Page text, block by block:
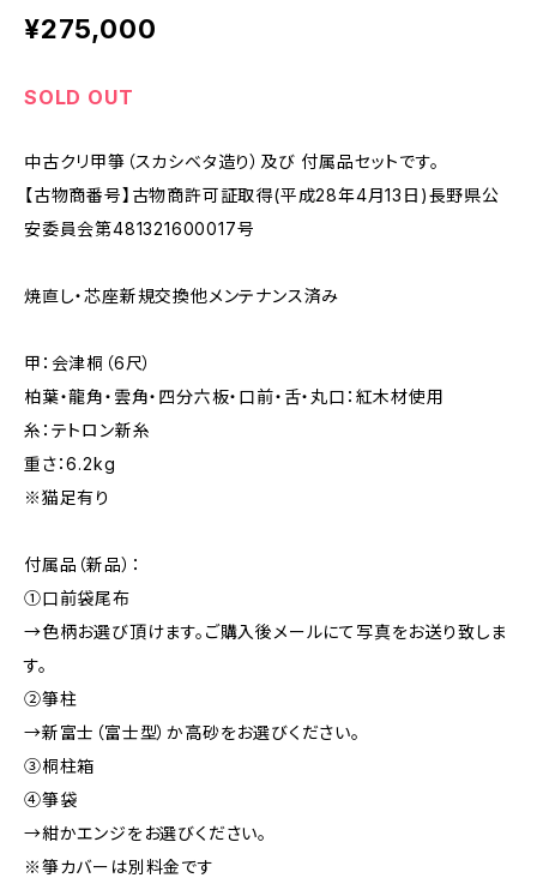
¥275,000
SOLD OUT
中古クリ甲箏（スカシベタ造り）及び 付属品セットです。
【古物商番号】古物商許可証取得(平成28年4月13日)長野県公
安委員会第481321600017号
焼直し・芯座新規交換他メンテナンス済み
甲：会津桐（6尺）
柏葉・龍角・雲角・四分六板・口前・舌・丸口：紅木材使用
糸：テトロン新糸
重さ：6.2kg
※猫足有り
付属品（新品）：
①口前袋尾布
→色柄お選び頂けます。ご購入後メールにて写真をお送り致しま
す。
②箏柱
→新富士（富士型）か高砂をお選びください。
③桐柱箱
④箏袋
→紺かエンジをお選びください。
※箏カバーは別料金です